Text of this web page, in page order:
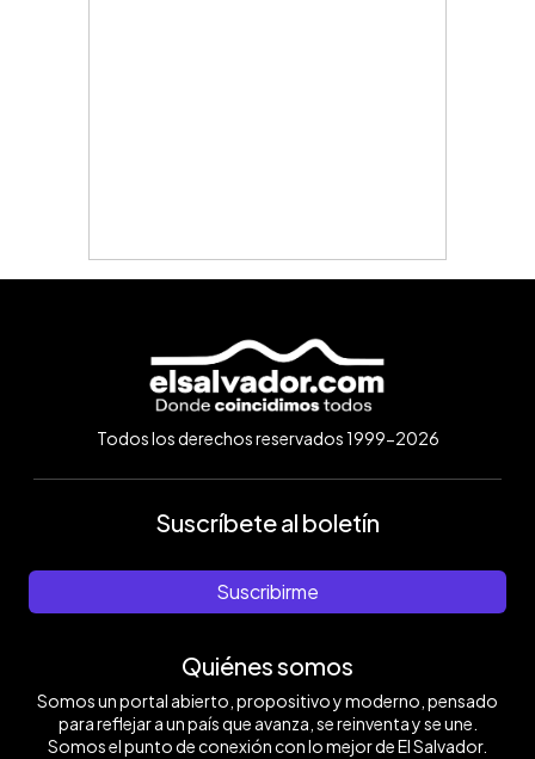
Todos los derechos reservados 1999-2026
Suscríbete al boletín
Suscribirme
Quiénes somos
Somos un portal abierto, propositivo y moderno, pensado
para reflejar a un país que avanza, se reinventa y se une.
Somos el punto de conexión con lo mejor de El Salvador.